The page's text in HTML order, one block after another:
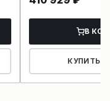
В
КУПИТЬ В